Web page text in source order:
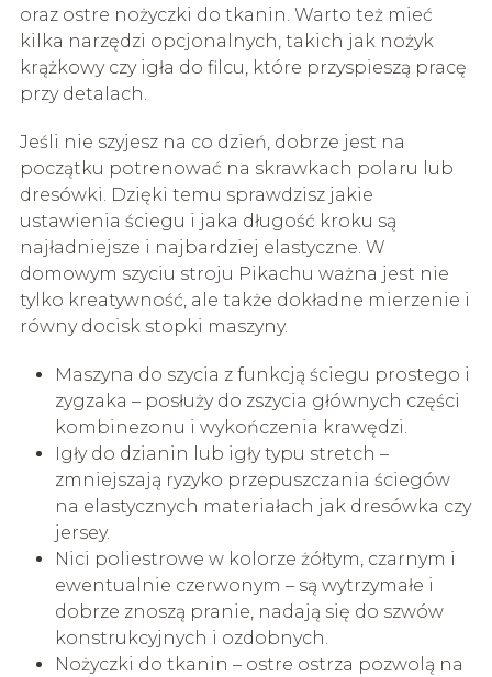
oraz ostre nożyczki do tkanin. Warto też mieć
kilka narzędzi opcjonalnych, takich jak nożyk
krążkowy czy igła do filcu, które przyspieszą pracę
przy detalach.
Jeśli nie szyjesz na co dzień, dobrze jest na
początku potrenować na skrawkach polaru lub
dresówki. Dzięki temu sprawdzisz jakie
ustawienia ściegu i jaka długość kroku są
najładniejsze i najbardziej elastyczne. W
domowym szyciu stroju Pikachu ważna jest nie
tylko kreatywność, ale także dokładne mierzenie i
równy docisk stopki maszyny.
Maszyna do szycia z funkcją ściegu prostego i
zygzaka – posłuży do zszycia głównych części
kombinezonu i wykończenia krawędzi.
Igły do dzianin lub igły typu stretch –
zmniejszają ryzyko przepuszczania ściegów
na elastycznych materiałach jak dresówka czy
jersey.
Nici poliestrowe w kolorze żółtym, czarnym i
ewentualnie czerwonym – są wytrzymałe i
dobrze znoszą pranie, nadają się do szwów
konstrukcyjnych i ozdobnych.
Nożyczki do tkanin – ostre ostrza pozwolą na